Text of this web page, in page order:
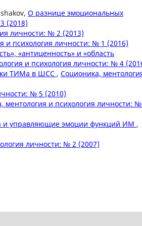
О разнице эмоциональных
(2018)
личности: № 2 (2013)
и психология личности: № 1 (2016)
«антиценность» и «область
и психология личности: № 4
ТИМа в ШСС , Соционика,
№ 5 (2010)
ментология и психология личности: №
и управляющие эмоции функций ИМ ,
личности: № 2 (2007)